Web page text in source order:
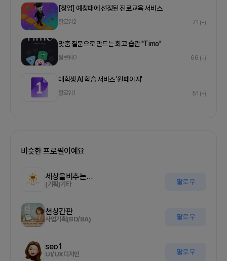
[창업] 예창패에 선정된 진로교육 서비스
팔로워 2 71 (-)
맞춤 질문으로 만드는 회고 습관 "Timo"
팔로워 0 66 (-)
대학생 AI 학습 서비스 '원페이지'
팔로워 1 51 (-)
비슷한 프로필이예요
세상을비추는올기자
(기획)기타 팔로우
천상간판
사업기획(BD/BA) 팔로우
seo1
UI/UX디자인 팔로우